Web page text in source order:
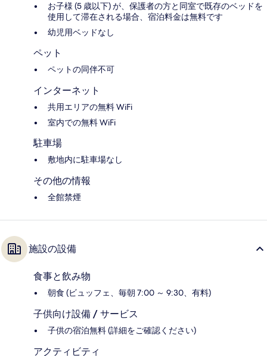
お子様 (5 歳以下) が、保護者の方と同室で既存のベッドを
使用して滞在される場合、宿泊料金は無料です
幼児用ベッドなし
ペット
ペットの同伴不可
インターネット
共用エリアの無料 WiFi
室内での無料 WiFi
駐車場
敷地内に駐車場なし
その他の情報
全館禁煙
施設の設備
食事と飲み物
朝食 (ビュッフェ、毎朝 7:00 ～ 9:30、有料)
子供向け設備 / サービス
子供の宿泊無料 (詳細をご確認ください)
アクティビティ